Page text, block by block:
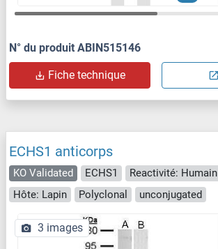
N° du produit ABIN515146
Fiche technique
ECHS1 anticorps
KO Validated ECHS1 Reactivité: Humain
Hôte: Lapin
Polyclonal unconjugated
3 images